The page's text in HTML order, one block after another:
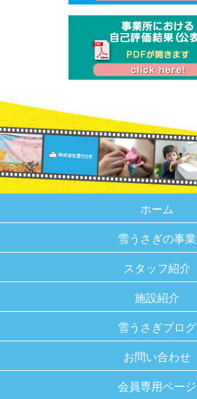
ホーム
雪うさぎの事業
スタッフ紹介
施設紹介
雪うさぎブログ
お問い合わせ
会員専用ページ